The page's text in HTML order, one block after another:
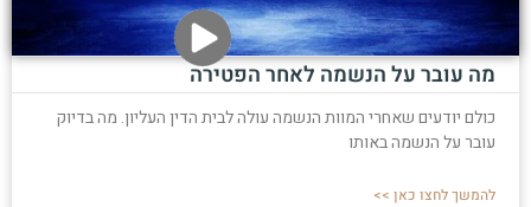
מה עובר על הנשמה לאחר הפטירה
כולם יודעים שאחרי המוות הנשמה עולה לבית הדין העליון. מה בדיוק
עובר על הנשמה באותו
להמשך לחצו כאן >>